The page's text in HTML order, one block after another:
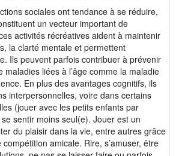
sociales ont tendance à se réduire,
un vecteur important de
activités récréatives aident à maintenir
la clarté mentale et permettent
Ils peuvent parfois contribuer à prévenir
maladies liées à l’âge comme la maladie
En plus des avantages cognitifs, ils
interpersonnelles, voire dans certains
(jouer avec les petits enfants par
sentir moins seul(e). Jouer est un
du plaisir dans la vie, entre autres grâce
compétition amicale. Rire, s’amuser, être